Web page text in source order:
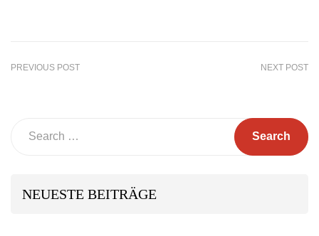
PREVIOUS POST NEXT POST
NEUESTE BEITRÄGE